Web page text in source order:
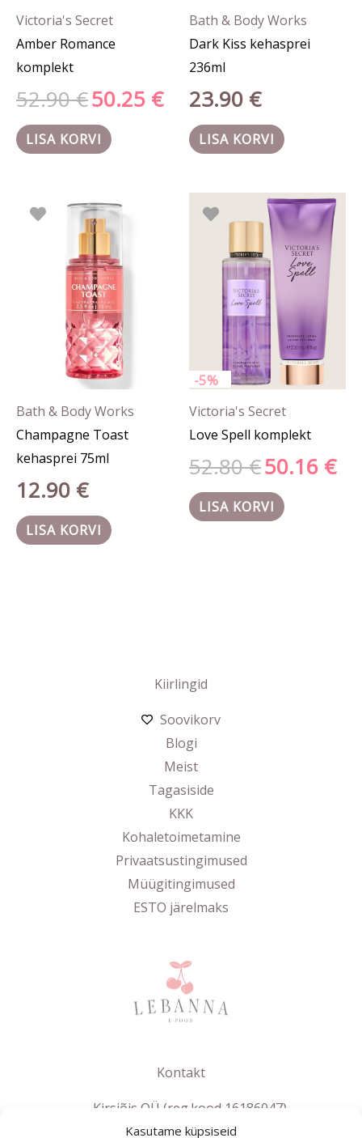
Kasutame küpsiseid
Victoria's Secret
Amber Romance
komplekt
52.90€50.25 €
LISA KORVI
Bath & Body Works
Dark Kiss kehasprei
236ml
23.90 €
LISA KORVI
Bath & Body Works
Champagne Toast
kehasprei 75ml
12.90 €
LISA KORVI
-5%
Victoria's Secret
Love Spell komplekt
52.80€
Algne
hind
oli:
52.80 €.
50.16 €
LISA KORVI
Kontakt
Kirsiõis OÜ (reg.kood 16186047)
info@lebanna.ee
Kiirlingid
Soovikorv
Blogi
Meist
Tagasiside
KKK
Kohaletoimetamine
Privaatsustingimused
Müügitingimused
ESTO järelmaks